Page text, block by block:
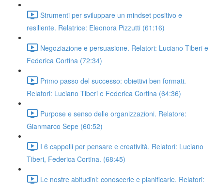
Strumenti per sviluppare un mindset positivo e
resiliente. Relatrice: Eleonora Pizzutti (61:16)
Negoziazione e persuasione. Relatori: Luciano Tiberi e
Federica Cortina (72:34)
Primo passo del successo: obiettivi ben formati.
Relatori: Luciano Tiberi e Federica Cortina (64:36)
Purpose e senso delle organizzazioni. Relatore:
Gianmarco Sepe (60:52)
I 6 cappelli per pensare e creatività. Relatori: Luciano
Tiberi, Federica Cortina. (68:45)
Le nostre abitudini: conoscerle e pianificarle. Relatori: